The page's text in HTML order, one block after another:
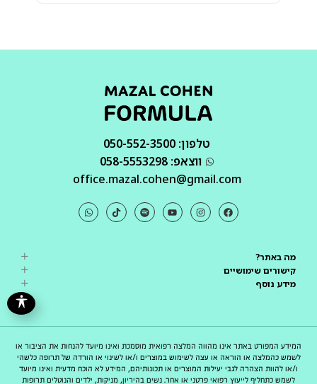
טלפון: 050-552-3500
ווצאפ: 058-5553298
office.mazal.cohen@gmail.com
מה באתר?
קישורים שימושיים
מידע נוסף
המידע המפורט באתר אינו מהווה המלצה רפואית מוסמכת ואינו מיועד להנחות את הציבור או
לשמש כהמלצה או הוראה או עצה לשימוש במוצרים ו/או לשינוי או הורדה של תרופה כלשהי
ו/או להוות הצהרה לגבי יעילות המוצרים או תכונותיהם, המידע לא הוכח מדעית ואינו מיועד
לשמש כתחליף לייעוץ רפואי פרטני או אחר. נשים בהיריון, מניקות, ילדים והנוטלים תרופות